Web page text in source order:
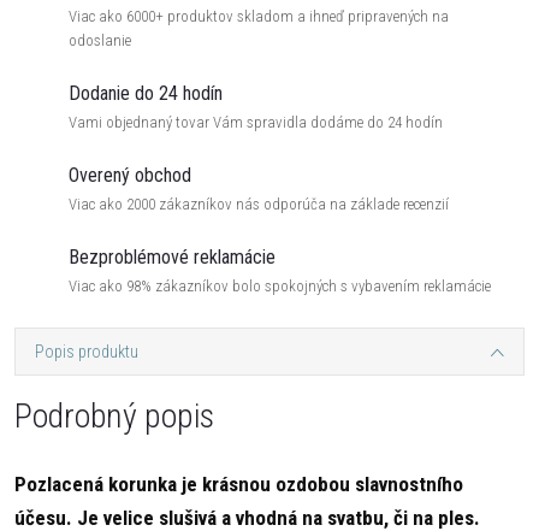
Viac ako 6000+ produktov skladom a ihneď pripravených na
odoslanie
Dodanie do 24 hodín
Vami objednaný tovar Vám spravidla dodáme do 24 hodín
Overený obchod
Viac ako 2000 zákazníkov nás odporúča na základe recenzií
Bezproblémové reklamácie
Viac ako 98% zákazníkov bolo spokojných s vybavením reklamácie
Popis produktu
Podrobný popis
Pozlacená korunka je krásnou ozdobou slavnostního
účesu. Je velice slušivá a vhodná na svatbu, či na ples.